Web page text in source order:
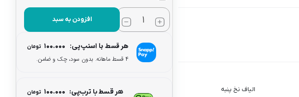
الیاف نخ پنبه
افزودن به سبد
هر قسط با اسنپ‌پی: ۱۰۰.۰۰۰ تومان
۴ قسط ماهانه. بدون سود، چک و ضامن.
هر قسط با ترب‌پی: ۱۰۰.۰۰۰ تومان